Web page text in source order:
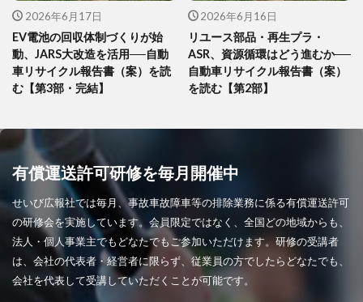
2026年6月17日
EV電池の回収体制づくりが始
動、JARS大改造を活用──自動
車リサイクル報告書（案）を読
む【第3部・完結】
2026年6月16日
リユース部品・再生プラ・
ASR、資源循環はどう進むか──
自動車リサイクル報告書（案）
を読む【第2部】
有償運送許可研修を毎月開催中
せいび広報社では毎月、事故車故障車等の排除業務に係る有償運送許可
の研修会を実施しています。会員限定ではなく、全国どの地域からも、
法人・個人事業主でもどなたでもご参加いただけます。研修の受講者
は、会社の代表者・経営者に限らず、従業員の方でしたらどなたでも、
会社を代表して受講していただくことが可能です。